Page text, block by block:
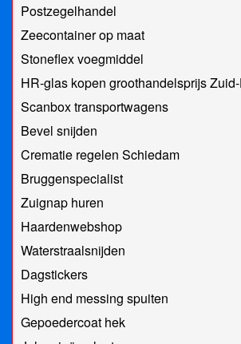
Postzegelhandel
Zeecontainer op maat
Stoneflex voegmiddel
HR-glas kopen groothandelsprijs
Scanbox transportwagens
Bevel snijden
Crematie regelen Schiedam
Bruggenspecialist
Zuignap huren
Haardenwebshop
Waterstraalsnijden
Dagstickers
High end messing spuiten
Gepoedercoat hek